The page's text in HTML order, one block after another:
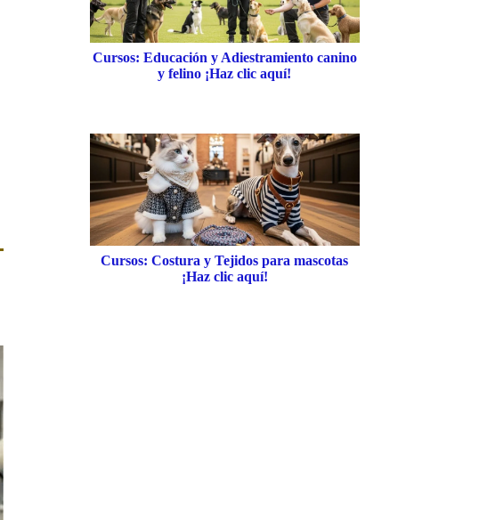
Cursos: Educación y Adiestramiento canino
y felino ¡Haz clic aquí!
Cursos: Costura y Tejidos para mascotas
¡Haz clic aquí!